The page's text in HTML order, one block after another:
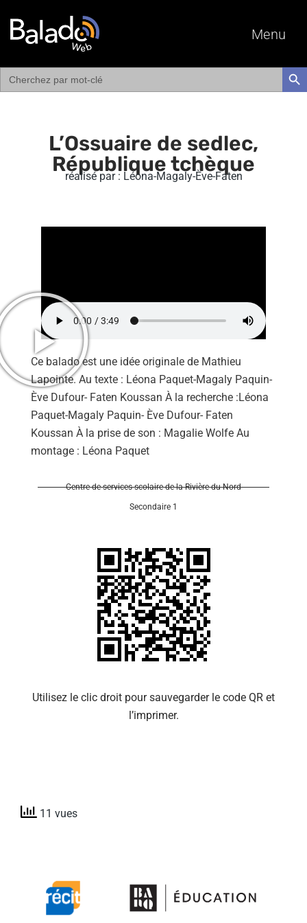
Menu
Search
for:
L’Ossuaire de sedlec,
République tchèque
réalisé par : Léona-Magaly-Ève-Faten
Ce balado est une idée originale de Mathieu
Lapointe. Au texte : Léona Paquet-Magaly Paquin-
Ève Dufour- Faten Koussan À la recherche :Léona
Paquet-Magaly Paquin- Ève Dufour- Faten
Koussan À la prise de son : Magalie Wolfe Au
montage : Léona Paquet
Centre de services scolaire de la Rivière-du-Nord
Secondaire 1
Utilisez le clic droit pour sauvegarder le code QR et
l’imprimer.
11 vues